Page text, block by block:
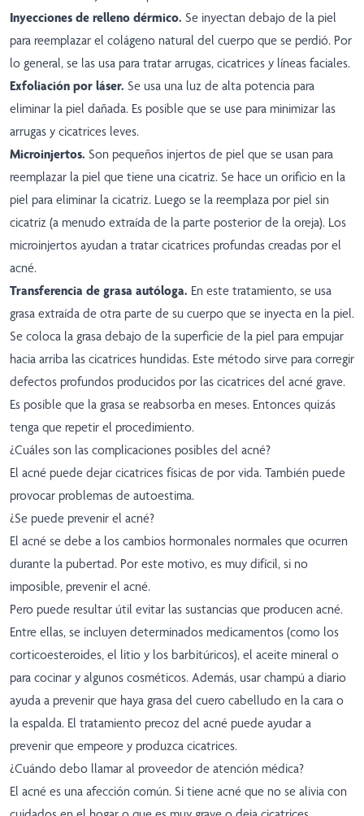
Inyecciones de relleno dérmico. Se inyectan debajo de la piel
para reemplazar el colágeno natural del cuerpo que se perdió. Por
lo general, se las usa para tratar arrugas, cicatrices y líneas faciales.
Exfoliación por láser. Se usa una luz de alta potencia para
eliminar la piel dañada. Es posible que se use para minimizar las
arrugas y cicatrices leves.
Microinjertos. Son pequeños injertos de piel que se usan para
reemplazar la piel que tiene una cicatriz. Se hace un orificio en la
piel para eliminar la cicatriz. Luego se la reemplaza por piel sin
cicatriz (a menudo extraída de la parte posterior de la oreja). Los
microinjertos ayudan a tratar cicatrices profundas creadas por el
acné.
Transferencia de grasa autóloga. En este tratamiento, se usa
grasa extraída de otra parte de su cuerpo que se inyecta en la piel.
Se coloca la grasa debajo de la superficie de la piel para empujar
hacia arriba las cicatrices hundidas. Este método sirve para corregir
defectos profundos producidos por las cicatrices del acné grave.
Es posible que la grasa se reabsorba en meses. Entonces quizás
tenga que repetir el procedimiento.
¿Cuáles son las complicaciones posibles del acné?
El acné puede dejar cicatrices físicas de por vida. También puede
provocar problemas de autoestima.
¿Se puede prevenir el acné?
El acné se debe a los cambios hormonales normales que ocurren
durante la pubertad. Por este motivo, es muy difícil, si no
imposible, prevenir el acné.
Pero puede resultar útil evitar las sustancias que producen acné.
Entre ellas, se incluyen determinados medicamentos (como los
corticoesteroides, el litio y los barbitúricos), el aceite mineral o
para cocinar y algunos cosméticos. Además, usar champú a diario
ayuda a prevenir que haya grasa del cuero cabelludo en la cara o
la espalda. El tratamiento precoz del acné puede ayudar a
prevenir que empeore y produzca cicatrices.
¿Cuándo debo llamar al proveedor de atención médica?
El acné es una afección común. Si tiene acné que no se alivia con